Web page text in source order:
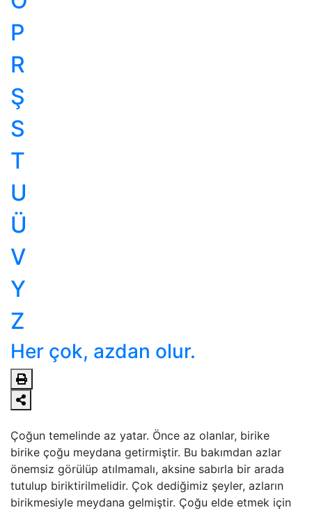
P
R
Ş
S
T
U
Ü
V
Y
Z
Her çok, azdan olur.
Çoğun temelinde az yatar. Önce az olanlar, birike
birike çoğu meydana getirmiştir. Bu bakımdan azlar
önemsiz görülüp atılmamalı, aksine sabırla bir arada
tutulup biriktirilmelidir. Çok dediğimiz şeyler, azların
birikmesiyle meydana gelmiştir. Çoğu elde etmek için